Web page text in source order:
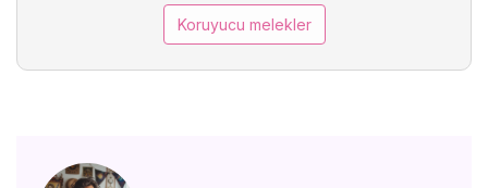
Koruyucu melekler